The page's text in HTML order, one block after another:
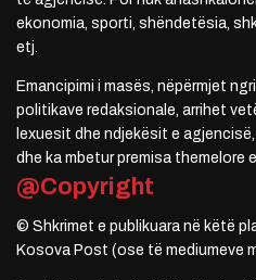
ekonomia, sporti, shëndetësia,
etj.
Emancipimi i masës, nëpërmjet
politikave redaksionale, arrihet
lexuesit dhe ndjekësit e
dhe ka mbetur premisa themelore
@Copyright
© Shkrimet e publikuara në këtë
Kosova Post (ose të mediumeve